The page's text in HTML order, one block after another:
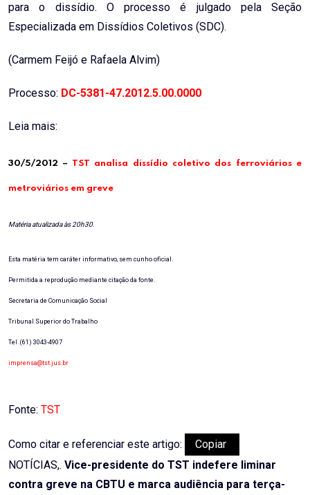
para o dissídio. O processo é julgado pela Seção
Especializada em Dissídios Coletivos (SDC).
(Carmem Feijó e Rafaela Alvim)
Processo: DC-5381-47.2012.5.00.0000
Leia mais:
30/5/2012 – TST analisa dissídio coletivo dos ferroviários e
metroviários em greve
Matéria atualizada às 20h30.
Esta matéria tem caráter informativo, sem cunho oficial.
Permitida a reprodução mediante citação da fonte.
Secretaria de Comunicação Social
Tribunal Superior do Trabalho
Tel. (61) 3043-4907
imprensa@tst.jus.br
Fonte: TST
Como citar e referenciar este artigo:
Copiar
NOTÍCIAS,. Vice-presidente do TST indefere liminar
contra greve na CBTU e marca audiência para terça-